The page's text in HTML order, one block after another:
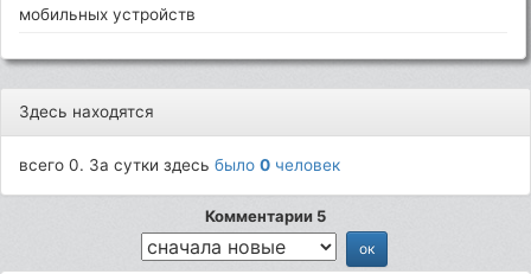
мобильных устройств
Здесь находятся
всего 0. За сутки здесьбыло0 человек
Комментарии 5